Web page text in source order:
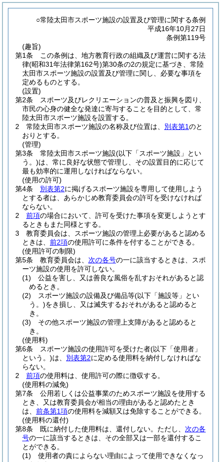
○常陸太田市スポーツ施設の設置及び管理に関する条例
平成16年10月27日
条例第119号
(趣旨)
第1条
この条例は、地方教育行政の組織及び運営に関する法
律(昭和31年法律第162号)第30条の2の規定に基づき、常陸
太田市スポーツ施設の設置及び管理に関し、必要な事項を
定めるものとする。
(設置)
第2条
スポーツ及びレクリエーションの普及と振興を図り、
市民の心身の健全な発達に寄与することを目的として、常
陸太田市スポーツ施設を設置する。
2
常陸太田市スポーツ施設の名称及び位置は、 別表第1のと
おりとする。
(管理)
第3条
常陸太田市スポーツ施設(以下「スポーツ施設」とい
う。)は、常に良好な状態で管理し、その設置目的に応じて
最も効率的に運用しなければならない。
(使用の許可)
第4条
別表第2に掲げるスポーツ施設を専用して使用しよう
とする者は、あらかじめ教育委員会の許可を受けなければ
ならない。
2
前項の場合において、許可を受けた事項を変更しようとす
るときもまた同様とする。
3
教育委員会は、スポーツ施設の管理上必要があると認める
ときは、 前2項の使用許可に条件を付することができる。
(使用許可の制限)
第5条
教育委員会は、 次の各号の一に該当するときは、スポ
ーツ施設の使用を許可しない。
(1)
公益を害し、又は善良な風俗を乱すおそれがあると認
めるとき。
(2)
スポーツ施設の設備及び備品等(以下「施設等」とい
う。)をき損し、又は滅失するおそれがあると認めると
き。
(3)
その他スポーツ施設の管理上支障があると認めると
き。
(使用料)
第6条
スポーツ施設の使用許可を受けた者(以下「使用者」
という。)は、 別表第2に定める使用料を納付しなければな
らない。
2
前項の使用料は、使用許可の際に徴収する。
(使用料の減免)
第7条
公用若しくは公益事業のためスポーツ施設を使用する
とき、又は教育委員会が相当の理由があると認めたとき
は、 前条第1項の使用料を減額又は免除することができる。
(使用料の還付)
第8条
既に納付した使用料は、還付しない。 ただし、 次の各
号の一に該当するときは、その全部又は一部を還付するこ
とができる。
(1)
使用者の責によらない理由によって使用できなくなっ